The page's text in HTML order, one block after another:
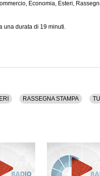
Economia, Esteri,
una durata di 19 minuti.
RASSEGNA STAMPA